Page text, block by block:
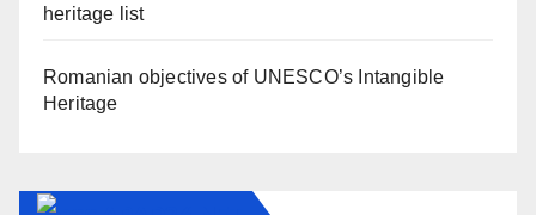
heritage list
Romanian objectives of UNESCO’s Intangible
Heritage